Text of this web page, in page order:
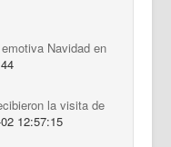
Navidad en
la visita de
12:57:15